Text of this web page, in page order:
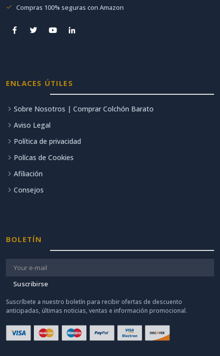
Compras 100% seguras con Amazon
ENLACES ÚTILES
Sobre Nosotros | Comprar Colchón Barato
Aviso Legal
Política de privacidad
Polícas de Cookies
Afiliación
Consejos
BOLETÍN
Suscribirse
Suscríbete a nuestro boletín para recibir ofertas de descuento
anticipadas, últimas noticias, ventas e información promocional.